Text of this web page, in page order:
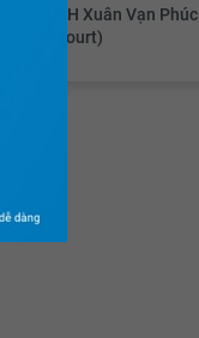
ty TNHH Xuân Vạn Phúc
Court)